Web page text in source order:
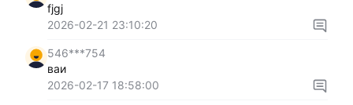
fjgj
2026-02-21 23:10:20
546***754
ваи
2026-02-17 18:58:00